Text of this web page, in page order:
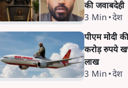
की जवाबदेही
3 Min •देश
पीएम मोदी
करोड़ रुपये
लाख
3 Min •देश